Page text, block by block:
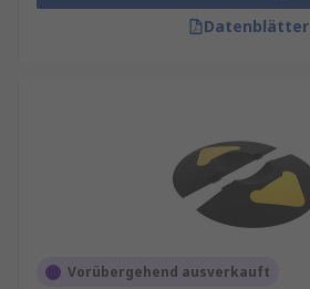
Datenblätter
Vorübergehend ausverkauft